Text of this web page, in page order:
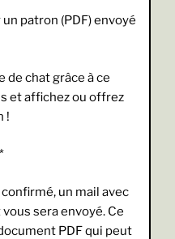
patron (PDF) envoyé
chat grâce à ce
et affichez ou offrez
!
un mail avec
sera envoyé. Ce
PDF qui peut